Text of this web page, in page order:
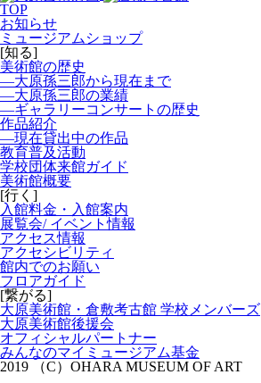
TOP
お知らせ
ミュージアムショップ
[知る]
美術館の歴史
―大原孫三郎から現在まで
―大原孫三郎の業績
―ギャラリーコンサートの歴史
作品紹介
―現在貸出中の作品
教育普及活動
学校団体来館ガイド
美術館概要
[行く]
入館料金・入館案内
展覧会/ イベント情報
アクセス情報
アクセシビリティ
館内でのお願い
フロアガイド
[繋がる]
大原美術館・倉敷考古館 学校メンバーズ
大原美術館後援会
オフィシャルパートナー
みんなのマイミュージアム基金
2019 （C）OHARA MUSEUM OF ART